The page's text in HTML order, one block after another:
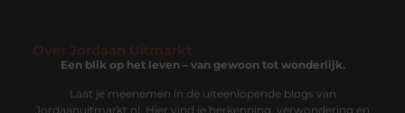
Over Jordaan Uitmarkt
Een blik op het leven – van gewoon tot wonderlijk.
Laat je meenemen in de uiteenlopende blogs van
Jordaanuitmarkt.nl. Hier vind je herkenning, verwondering en